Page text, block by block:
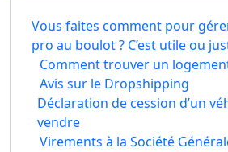
Vous faites comment pour
pro au boulot ? C’est utile ou
Comment trouver un
Avis sur le Dropshipping
Déclaration de cession d’un
vendre
Virements à la Société